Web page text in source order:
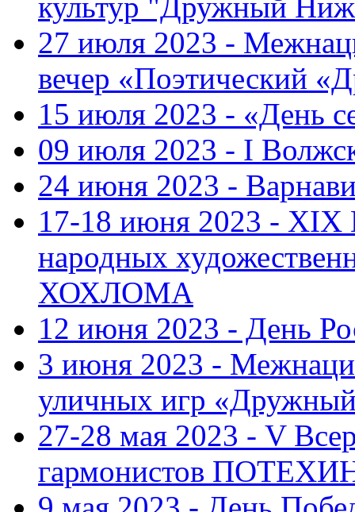
27 июля 2023 -
вечер «Поэтический
15 июля 2023 - «День
09 июля 2023 - I
24 июня 2023 -
17-18 июня 2023 - XIX
народных
ХОХЛОМА
12 июня 2023 - День
3 июня 2023 -
уличных игр
27-28 мая 2023 - V
гармонистов